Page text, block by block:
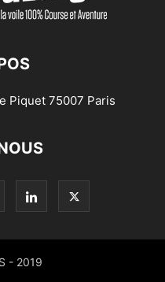
Piquet 75007 Paris
- 2019